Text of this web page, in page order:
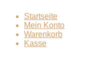
Inhalt
springen
Startseite
Mein Konto
Warenkorb
Kasse